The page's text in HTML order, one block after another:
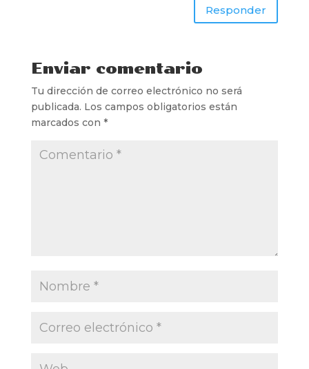
Responder
Enviar comentario
Tu dirección de correo electrónico no será
publicada. Los campos obligatorios están
marcados con *